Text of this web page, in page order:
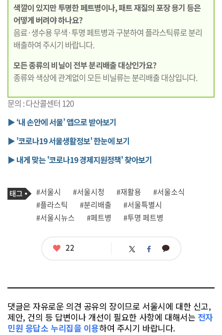
색깔이 있지만 투명한 페트병이나, 패트 재질의 포장 용기 등은
어떻게 버려야 하나요?
음료·생수용 무색·투명 페트병과 구분하여 플라스틱류로 분리
배출하여 주시기 바랍니다.
모든 종류의 비닐이 전부 분리배출 대상인가요?
종류와 색상에 관계없이 모든 비닐류는 분리배출 대상입니다.
문의 : 다산콜센터 120
▶ ‘내 손안에 서울’ 앱으로 받아보기
▶ '코로나19 서울생활정보' 한눈에 보기
▶ 내게 맞는 '코로나19 경제지원정책' 찾아보기
기
사
관
련
태
태
그
#서울시 #서울시청 #재활용
#서울소식
#플라스틱
#분리배출
#서울특별시
#서울시뉴스
#페트병 #투명 페트병
좋
22 트 페 카
댓글은 자유로운 의견 공유의 장이므로 서울시에 대한 신고,
제안, 건의 등 답변이나 개선이 필요한 사항에 대해서는 전자
민원 응답소 누리집을 이용하여 주시기 바랍니다.